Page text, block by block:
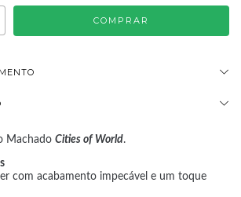
Machado Cities of World.
com acabamento impecável e um toque